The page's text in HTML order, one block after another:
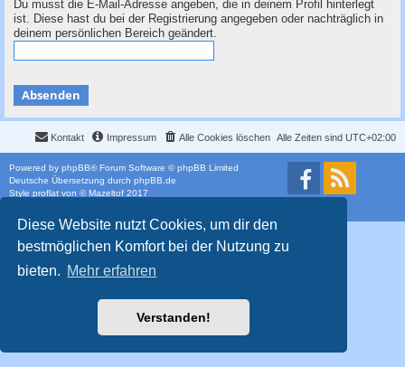
Diese Website nutzt Cookies, um dir den
bestmöglichen Komfort bei der Nutzung zu
bieten. Mehr erfahren
Verstanden!
Du musst die E-Mail-Adresse angeben, die in deinem Profil hinterlegt
ist. Diese hast du bei der Registrierung angegeben oder nachträglich in
deinem persönlichen Bereich geändert.
Alle Zeiten sind UTC+02:00
Alle Cookies löschen
Impressum
Kontakt
Powered by phpBB® Forum Software © phpBB Limited
Deutsche Übersetzung durch phpBB.de
Style proflat von ©Mazeltof 2017